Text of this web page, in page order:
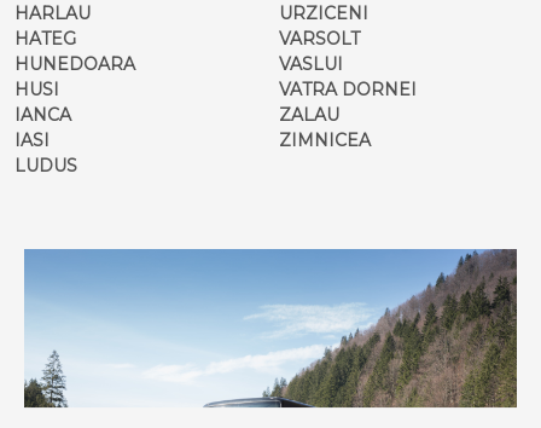
HARLAU
HATEG
HUNEDOARA
HUSI
IANCA
IASI
LUDUS
URZICENI
VARSOLT
VASLUI
VATRA DORNEI
ZALAU
ZIMNICEA